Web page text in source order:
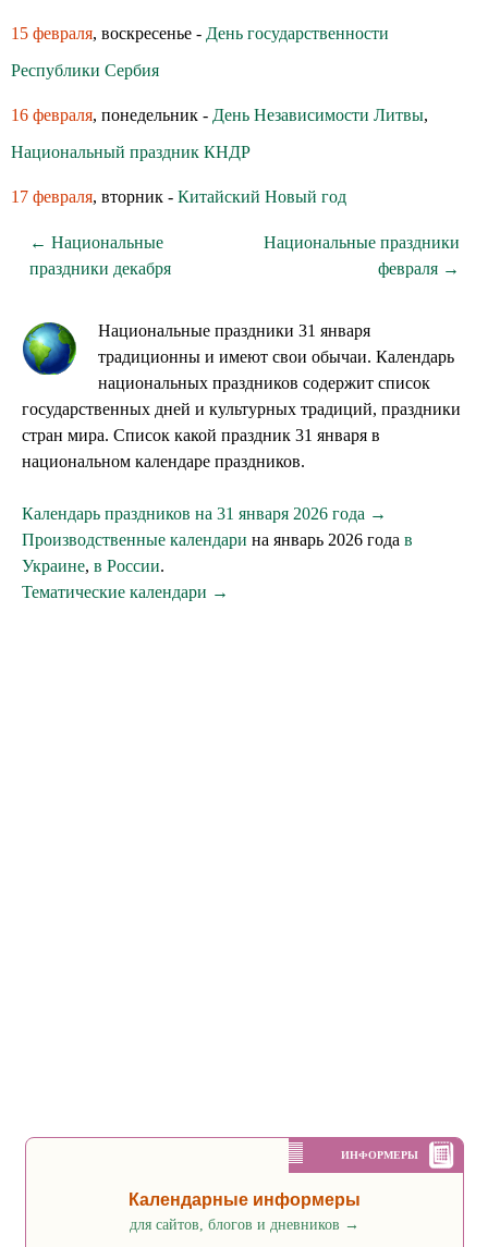
15 февраля, воскресенье - День государственности
Республики Сербия
16 февраля, понедельник - День Независимости Литвы,
Национальный праздник КНДР
17 февраля, вторник - Китайский Новый год
← Национальные
праздники декабря
Национальные праздники
февраля →
Национальные праздники 31 января
традиционны и имеют свои обычаи. Календарь
национальных праздников содержит список
государственных дней и культурных традиций, праздники
стран мира. Список какой праздник 31 января в
национальном календаре праздников.
Календарь праздников на 31 января 2026 года →
Производственные календари на январь 2026 года в
Украине, в России.
Тематические календари →
ИНФОРМЕРЫ
Календарные информеры
для сайтов, блогов и дневников →